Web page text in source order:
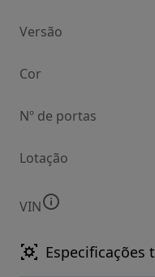
Versão
Cor
Nº de portas
Lotação
VIN
Especificações